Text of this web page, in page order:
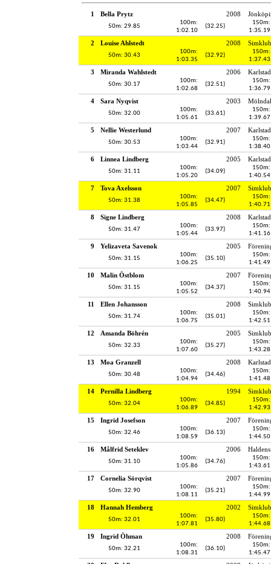
1 Bella Prytz 2008
50m: 29.85
100m:
1:02.10
(32.25)
150m:
1:35.19
2 Louise Ahlstedt 2008
50m: 30.43
100m:
1:03.35
(32.92)
150m:
1:37.43
3 Miranda Wahlstedt 2006
50m: 30.17
100m:
1:02.68
(32.51)
150m:
1:36.79
4 Sara Nyqvist 2003
50m: 32.00
100m:
1:05.61
(33.61)
150m:
1:39.67
5 Nellie Westerlund 2007
50m: 30.53
100m:
1:03.44
(32.91)
150m:
1:38.40
6 Linnea Lindberg 2005
50m: 31.11
100m:
1:05.20
(34.09)
150m:
1:40.54
7 Tova Axelsson 2007
50m: 31.38
100m:
1:05.85
(34.47)
150m:
1:40.71
8 Signe Lindberg 2008
50m: 31.47
100m:
1:05.44
(33.97)
150m:
1:41.16
9 Yelizaveta Savenok 2005
50m: 31.15
100m:
1:06.25
(35.10)
150m:
1:41.49
10 Malin Östblom 2007
50m: 31.15
100m:
1:05.52
(34.37)
150m:
1:40.94
11 Ellen Johansson 2008
50m: 31.74
100m:
1:06.75
(35.01)
150m:
1:42.51
12 Amanda Böhrén 2005
50m: 32.33
100m:
1:07.60
(35.27)
150m:
1:43.28
13 Moa Granzell 2008
50m: 30.48
100m:
1:04.94
(34.46)
150m:
1:41.48
14 Pernilla Lindberg 1994
50m: 32.04
100m:
1:06.89
(34.85)
150m:
1:42.93
15 Ingrid Josefson 2007
50m: 32.46
100m:
1:08.59
(36.13)
150m:
1:44.50
16 Målfrid Seteklev 2006
50m: 31.10
100m:
1:05.86
(34.76)
150m:
1:43.61
17 Cornelia Sörqvist 2007
50m: 32.90
100m:
1:08.11
(35.21)
150m:
1:44.99
18 Hannah Hemberg 2002
50m: 32.01
100m:
1:07.81
(35.80)
150m:
1:44.68
19 Ingrid Öhman 2008
50m: 32.21
100m:
1:08.31
(36.10)
150m:
1:45.47